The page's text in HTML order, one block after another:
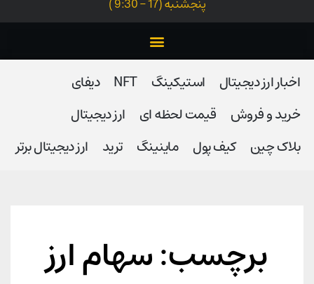
پنجشنبه (17 - 9:30 )
اخبار ارز دیجیتال استیکینگ NFT
دیفای
خرید و فروش
قیمت لحظه ای
ارز دیجیتال
بلاک‌ چین
کیف پول ماینینگ ترید ارز دیجیتال برتر
برچسب: سهام ارز